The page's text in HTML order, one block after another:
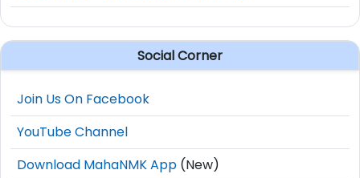
Social Corner
Join Us On Facebook
YouTube Channel
Download MahaNMK App (New)